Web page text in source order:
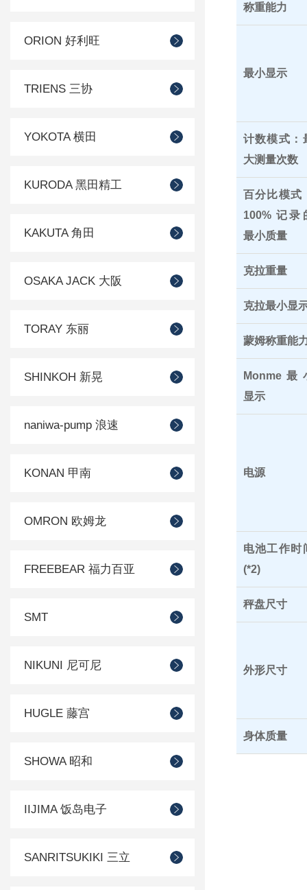
ORION 好利旺
TRIENS 三协
YOKOTA 横田
KURODA 黑田精工
KAKUTA 角田
OSAKA JACK 大阪
TORAY 东丽
SHINKOH 新晃
naniwa-pump 浪速
KONAN 甲南
OMRON 欧姆龙
FREEBEAR 福力百亚
SMT
NIKUNI 尼可尼
HUGLE 藤宫
SHOWA 昭和
IIJIMA 饭岛电子
SANRITSUKIKI 三立
称重能力
最小显示
计数模式：
大测量次数
百分比模式
100% 记录
最小质量
克拉重量
克拉最小显
蒙姆称重能
Monme最
显示
电源
电池工作时
(*2)
秤盘尺寸
外形尺寸
身体质量